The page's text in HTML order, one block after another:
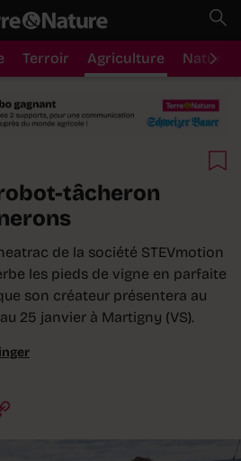
Terroir Agriculture Nature
tâcheron
de la société STEVmotion
les pieds de vigne en parfaite
son créateur présentera au
25 janvier à Martigny (VS).